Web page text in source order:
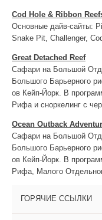
ГОРЯЧИЕ ССЫЛКИ
Cod Hole & Ribbon
Основные дайв-сайты:
Snake Pit, Challenger,
Great Detached Reef
Сафари на Большой
Большого Барьерного
ов Кейп-Йорк. В
Рифа и сноркелинг с
Ocean Outback
Сафари на Большой
Большого Барьерного
ов Кейп-Йорк. В
Рифа, Малого